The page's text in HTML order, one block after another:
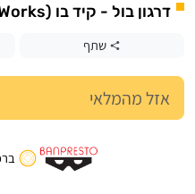
דרגון בול - קיד בו (Solid Edge Works)
שתף
אזל מהמלאי